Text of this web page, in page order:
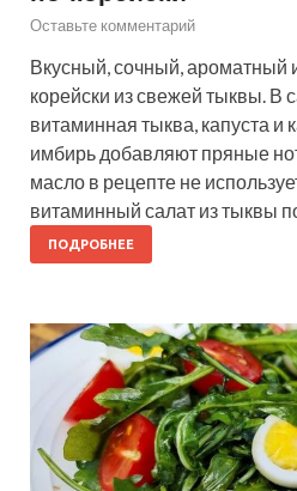
Оставьте комментарий
Вкусный, сочный, ароматный
корейски из свежей тыквы. В
витаминная тыква, капуста и
имбирь добавляют пряные
масло в рецепте не
витаминный салат из тыквы
ПОДРОБНЕЕ